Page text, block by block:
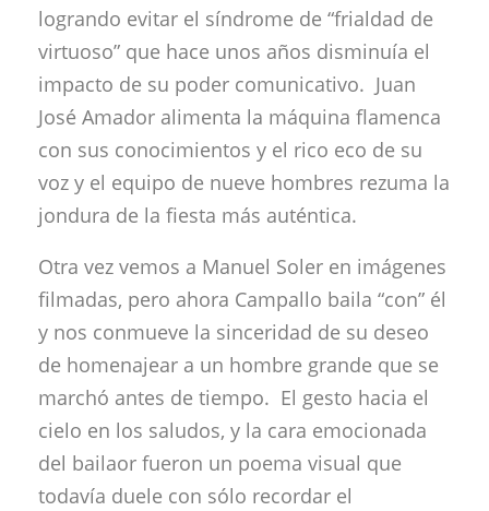
logrando evitar el síndrome de “frialdad de
virtuoso” que hace unos años disminuía el
impacto de su poder comunicativo. Juan
José Amador alimenta la máquina flamenca
con sus conocimientos y el rico eco de su
voz y el equipo de nueve hombres rezuma la
jondura de la fiesta más auténtica.
Otra vez vemos a Manuel Soler en imágenes
filmadas, pero ahora Campallo baila “con” él
y nos conmueve la sinceridad de su deseo
de homenajear a un hombre grande que se
marchó antes de tiempo. El gesto hacia el
cielo en los saludos, y la cara emocionada
del bailaor fueron un poema visual que
todavía duele con sólo recordar el